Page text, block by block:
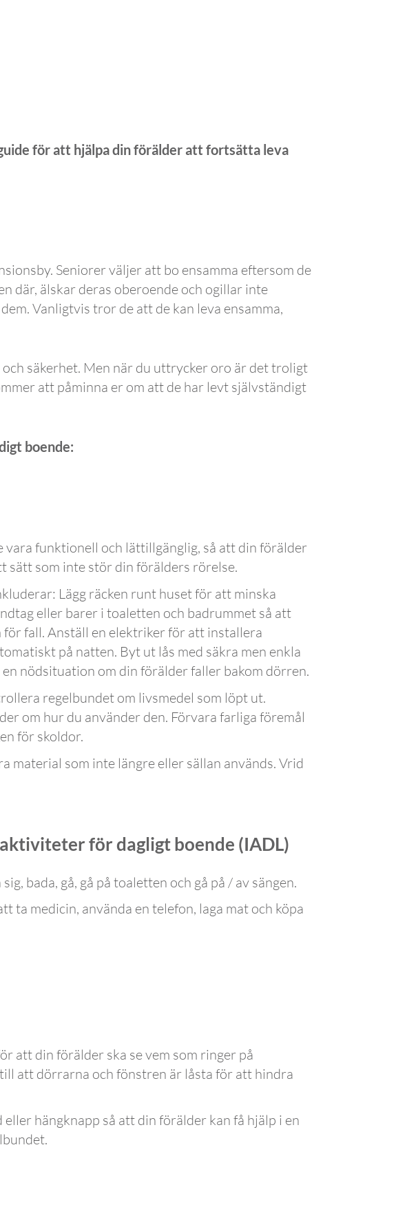
för att hjälpa din förälder att fortsätta leva
Seniorer väljer att bo ensamma eftersom de
där, älskar deras oberoende och ogillar inte
Vanligtvis tror de att de kan leva ensamma,
säkerhet. Men när du uttrycker oro är det troligt
att påminna er om att de har levt självständigt
boende:
vara funktionell och lättillgänglig, så att din förälder
sätt som inte stör din förälders rörelse.
Lägg räcken runt huset för att minska
eller barer i toaletten och badrummet så att
fall. Anställ en elektriker för att installera
på natten. Byt ut lås med säkra men enkla
nödsituation om din förälder faller bakom dörren.
regelbundet om livsmedel som löpt ut.
om hur du använder den. Förvara farliga föremål
för skoldor.
material som inte längre eller sällan används. Vrid
för dagligt boende (IADL)
bada, gå, gå på toaletten och gå på / av sängen.
medicin, använda en telefon, laga mat och köpa
att din förälder ska se vem som ringer på
att dörrarna och fönstren är låsta för att hindra
hängknapp så att din förälder kan få hjälp i en